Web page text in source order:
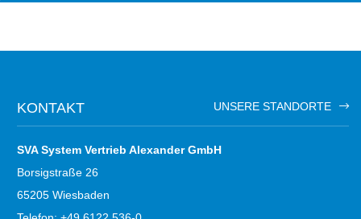
KONTAKT UNSERE STANDORTE
SVA System Vertrieb Alexander GmbH
Borsigstraße 26
65205 Wiesbaden